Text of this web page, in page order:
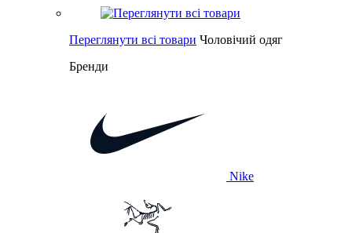
Переглянути всі товари Чоловічий одяг
Бренди
Nike